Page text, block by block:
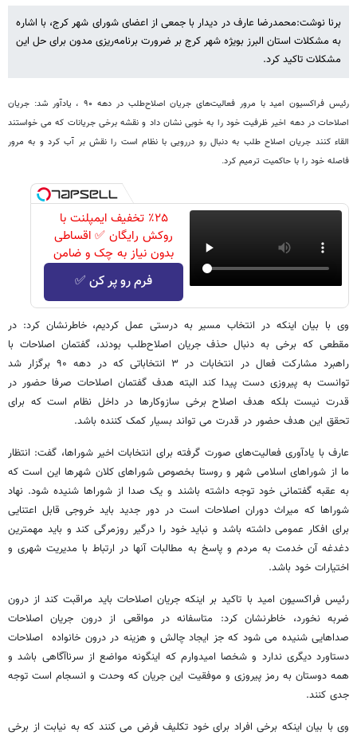
برنا نوشت:محمدرضا عارف در دیدار با جمعی از اعضای شورای شهر کرج، با اشاره
به مشکلات استان البرز بویژه شهر کرج بر ضرورت برنامه‌ریزی مدون برای حل این
مشکلات تاکید کرد.
رئیس فراکسیون امید با مرور فعالیت‌های جریان اصلاح‌طلب در دهه ۹۰ ، یادآور شد: جریان
اصلاحات در دهه اخیر ظرفیت خود را به خوبی نشان داد و نقشه برخی جریانات که می خواستند
القاء کنند جریان اصلاح طلب به دنبال رو دررویی با نظام است را نقش بر آب کرد و به مرور
فاصله خود را با حاکمیت ترمیم کرد.
٪۲۵ تخفیف ایمپلنت با
روکش رایگان ✅ اقساطی
بدون نیاز به چک و ضامن
فرم رو پر کن ✅
وی با بیان اینکه در انتخاب مسیر به درستی عمل کردیم، خاطرنشان کرد: در
مقطعی که برخی به دنبال حذف جریان اصلاح‌طلب بودند، گفتمان اصلاحات با
راهبرد مشارکت فعال در انتخابات در ۳ انتخاباتی که در دهه ۹۰ برگزار شد
توانست به پیروزی دست پیدا کند البته هدف گفتمان اصلاحات صرفا حضور در
قدرت نیست بلکه هدف اصلاح برخی سازوکارها در داخل نظام است که برای
تحقق این هدف حضور در قدرت می تواند بسیار کمک کننده باشد.
عارف با یادآوری فعالیت‌های صورت گرفته برای انتخابات اخیر شوراها، گفت: انتظار
ما از شوراهای اسلامی شهر و روستا بخصوص شوراهای کلان شهرها این است که
به عقبه گفتمانی خود توجه داشته باشند و یک صدا از شوراها شنیده شود. نهاد
شوراها که میراث دوران اصلاحات است در دور جدید باید خروجی قابل اعتنایی
برای افکار عمومی داشته باشد و نباید خود را درگیر روزمرگی کند و باید مهمترین
دغدغه آن خدمت به مردم و پاسخ به مطالبات آنها در ارتباط با مدیریت شهری و
اختیارات خود باشد.
رئیس فراکسیون امید با تاکید بر اینکه جریان اصلاحات باید مراقبت کند از درون
ضربه نخورد، خاطرنشان کرد: متاسفانه در مواقعی از درون جریان اصلاحات
صداهایی شنیده می شود که جز ایجاد چالش و هزینه در درون خانواده اصلاحات
دستاورد دیگری ندارد و شخصا امیدوارم که اینگونه مواضع از سرناآگاهی باشد و
همه دوستان به رمز پیروزی و موفقیت این جریان که وحدت و انسجام است توجه
جدی کنند.
وی با بیان اینکه برخی افراد برای خود تکلیف فرض می کنند که به نیابت از برخی